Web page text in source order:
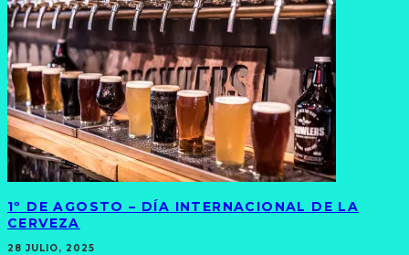
1º DE AGOSTO – DÍA INTERNACIONAL DE LA
CERVEZA
28 JULIO, 2025